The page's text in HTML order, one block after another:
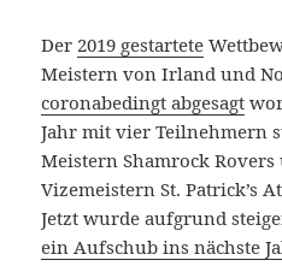
Der 2019 gestartete
Meistern von Irland und
coronabedingt abgesagt
Jahr mit vier Teilnehmern
Meistern Shamrock
Vizemeistern St. Patrick’s
Jetzt wurde aufgrund
ein Aufschub ins nächste